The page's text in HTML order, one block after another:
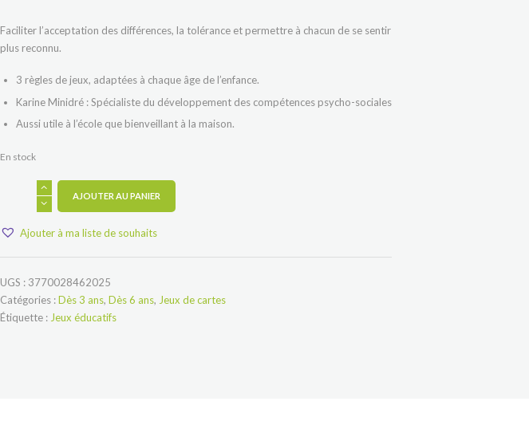
Faciliter l’acceptation des différences, la tolérance et permettre à chacun de se sentir
plus reconnu.
3 règles de jeux, adaptées à chaque âge de l’enfance.
Karine Minidré : Spécialiste du développement des compétences psycho-sociales
Aussi utile à l’école que bienveillant à la maison.
En stock
Empathico
AJOUTER AU PANIER
Ajouter à ma liste de souhaits
UGS : 3770028462025
Catégories :Dès 3 ans, Dès 6 ans, Jeux de cartes
Étiquette : Jeux éducatifs